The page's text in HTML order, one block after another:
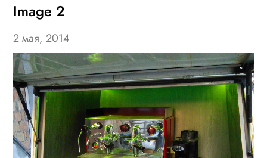
Image 2
2 мая, 2014